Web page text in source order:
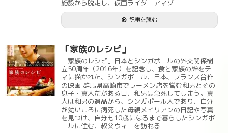
施設から脱走し、仮面ライダーアマゾ
記事を読む
「家族のレシピ」
「家族のレシピ」日本とシンガポールの外交関係樹
立50周年（2016年）を記念し、食と家族の絆をテー
マに描かれた、シンガポール、日本、フランス合作
の映画 群馬県高崎市でラーメン店を営む和男とその
息子・真人だがある日、和男は急死してしまう。真
人は和男の遺品から、シンガポール人であり、自分
が幼いころに病死した母親メイリアンの日記や写真
を見つけ、自分も10歳になるまで暮らしたシンガポ
ールに住む、叔父ウィーを訪ねる